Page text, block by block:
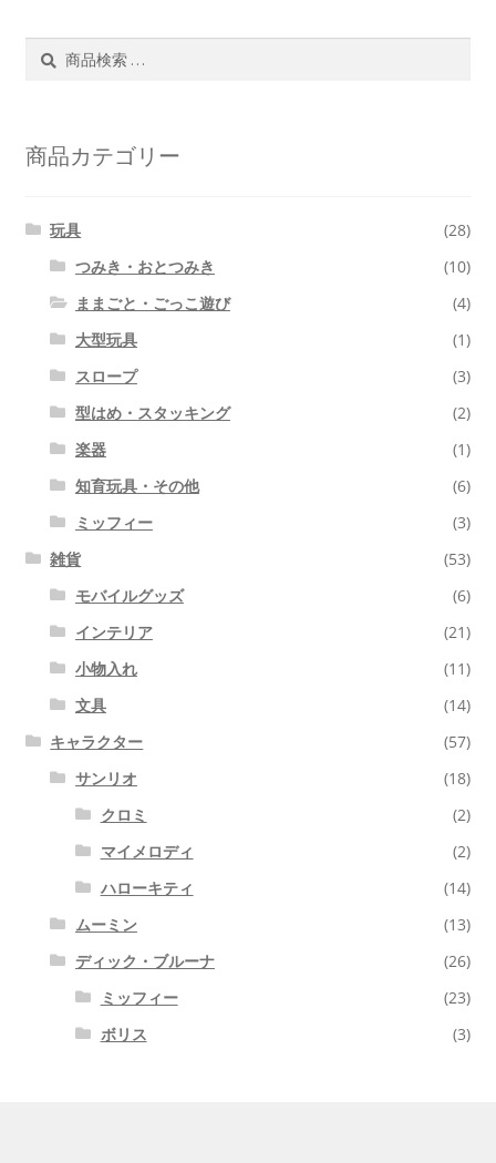
商品カテゴリー
玩具
(28)
つみき・おとつみき
(10)
ままごと・ごっこ遊び
(4)
大型玩具
(1)
スロープ
(3)
型はめ・スタッキング
(2)
楽器
(1)
知育玩具・その他
(6)
ミッフィー
(3)
雑貨
(53)
モバイルグッズ
(6)
インテリア
(21)
小物入れ
(11)
文具
(14)
キャラクター
(57)
サンリオ
(18)
クロミ
(2)
マイメロディ
(2)
ハローキティ
(14)
ムーミン
(13)
ディック・ブルーナ
(26)
ミッフィー
(23)
ボリス
(3)